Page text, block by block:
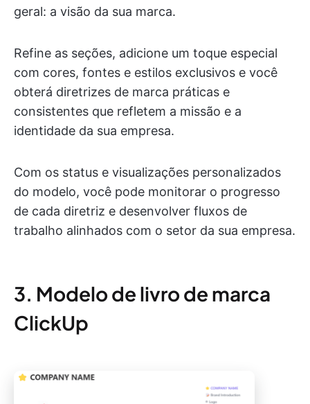
geral: a visão da sua marca.
Refine as seções, adicione um toque especial
com cores, fontes e estilos exclusivos e você
obterá diretrizes de marca práticas e
consistentes que refletem a missão e a
identidade da sua empresa.
Com os status e visualizações personalizados
do modelo, você pode monitorar o progresso
de cada diretriz e desenvolver fluxos de
trabalho alinhados com o setor da sua empresa.
3. Modelo de livro de marca
ClickUp